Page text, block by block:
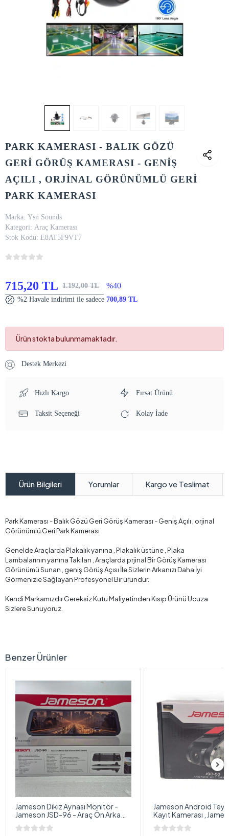
PARK KAMERASI - BALIK GÖZÜ
GERİ GÖRÜŞ KAMERASI - GENİŞ
AÇILI , ORJİNAL GÖRÜNÜMLÜ GERİ
PARK KAMERASI
Marka: Ysn Sounds
Kategori: Araç Kamerası
Stok Kodu: E8AT5F9VT7
715,20 TL 1.192,00 TL %40
%2 Havale indirimi ile sadece 700,89 TL
Ürün stokta bulunmamaktadır.
Destek Merkezi
Hızlı Kargo Fırsat Ürünü
Taksit Seçeneği Kolay İade
Ürün Bilgileri Yorumlar Kargo ve Teslimat
Park Kamerası - Balık Gözü Geri Görüş Kamerası - Geniş Açılı , orjinal
Görünümlü Geri Park Kamerası
Genelde Araçlarda Plakalık yanına , Plakalık üstüne , Plaka
Lambalarının yanına Takılan , Araçlarda prjinal Bir Görüş Kamerası
Görünümü Sunan , geniş Görüş Açısı İle Sizlerin Arkanızı Daha İyi
Görmenizie Sağlayan Profesyonel Bir üründür.
Kendi Markamızdır Gereksiz Kutu Maliyetinden Kısıp Ürünü Ucuza
Sizlere Sunuyoruz.
Benzer Ürünler
Jameson Dikiz Aynası Monitör -
Jameson JSD-96 - Araç Ön Arka
Kamera Kayıt , Park Kameralı Full
HD Kameralı Ekran
Jameson Android
Kayıt Kamerası ,
Araç Yol Kayıt
Multimedya Araç Kayıt